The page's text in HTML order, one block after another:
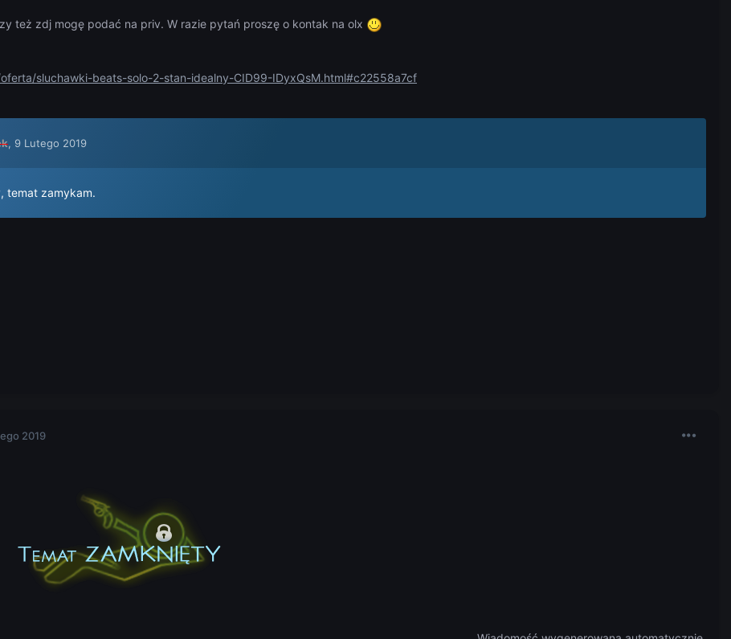
też zdj mogę podać na priv. W razie pytań proszę o kontak na olx
sluchawki-beats-solo-2-stan-idealny-CID99-IDyxQsM.html#c22558a7cf
, 9 Lutego 2019
temat zamykam.
2019